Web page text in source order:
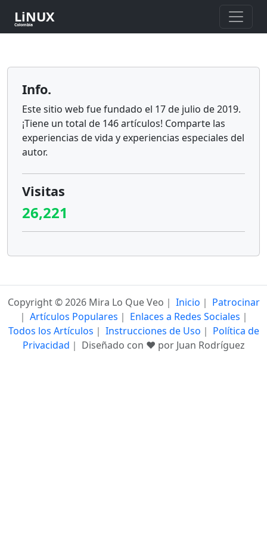
LiNUX
Colombia
Info.
Este sitio web fue fundado el 17 de julio de 2019.
¡Tiene un total de 146 artículos! Comparte las
experiencias de vida y experiencias especiales del
autor.
Visitas
26,221
Copyright ©2026Mira Lo Que Veo｜ Inicio ｜ Patrocinar
｜ Artículos Populares ｜ Enlaces a Redes Sociales ｜
Todos los Artículos ｜ Instrucciones de Uso ｜ Política de
Privacidad ｜ Diseñado con ❤️ por Juan Rodríguez